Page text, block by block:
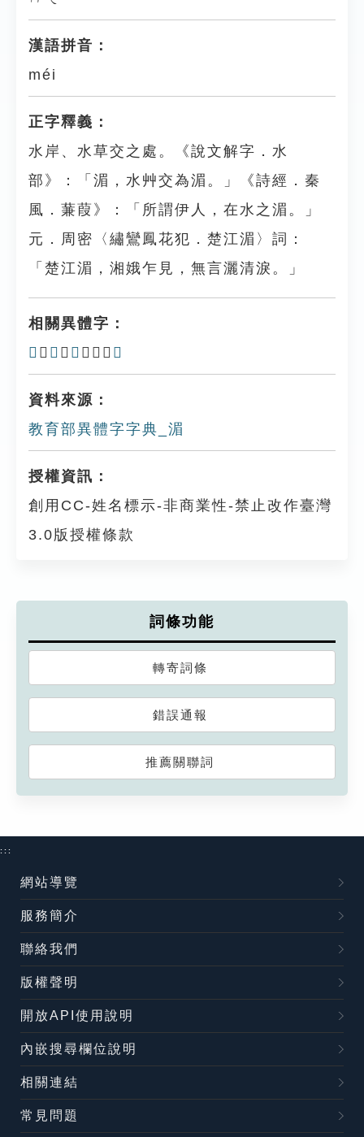
漢語拼音：
méi
正字釋義：
水岸、水草交之處。《說文解字．水
部》：「湄，水艸交為湄。」《詩經．秦
風．蒹葭》：「所謂伊人，在水之湄。」
元．周密〈繡鸞鳳花犯．楚江湄〉詞：
「楚江湄，湘娥乍見，無言灑清淚。」
相關異體字：
𣾨 、 𣽪 、 𤃱 、𤃰、 㵟
資料來源：
教育部異體字字典_湄
授權資訊：
創用CC-姓名標示-非商業性-禁止改作臺灣
3.0版授權條款
詞條功能
轉寄詞條
錯誤通報
推薦關聯詞
:::
網站導覽
服務簡介
聯絡我們
版權聲明
開放API使用說明
內嵌搜尋欄位說明
相關連結
常見問題